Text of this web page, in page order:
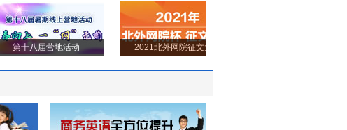
第十八届营地活动 2021北外网院征文大赛